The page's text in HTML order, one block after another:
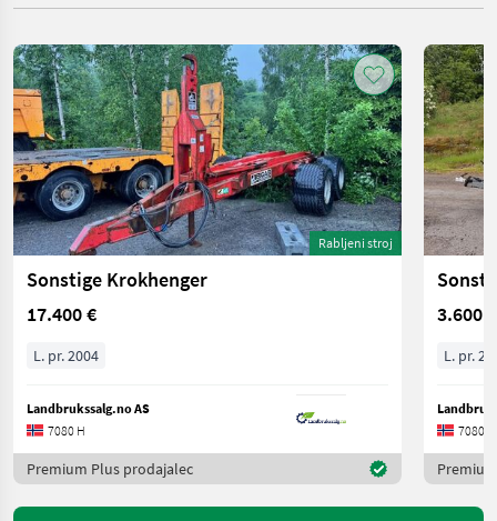
Rabljeni stroj
Sonstige Krokhenger
17.400 €
L. pr. 2004
Landbrukssalg.no AS
7080 H
Premium Plus prodajalec
3.600 €
L. pr.
7080 H